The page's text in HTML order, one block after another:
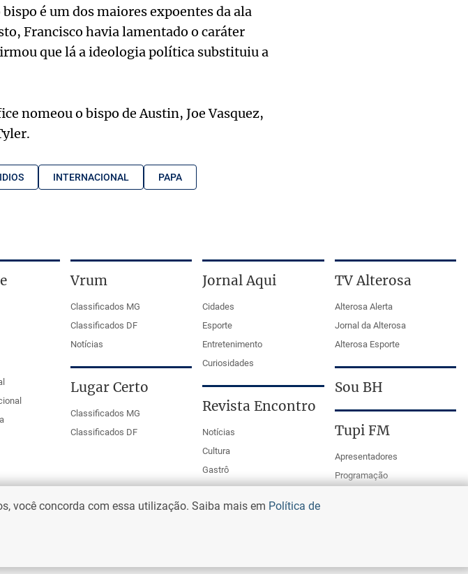
é um dos maiores expoentes da ala
Francisco havia lamentado o caráter
que lá a ideologia política substituiu a
nomeou o bispo de Austin, Joe Vasquez,
INTERNACIONAL PAPA
Vrum
Classificados MG
Classificados DF
Notícias
Lugar Certo
Classificados MG
Classificados DF
Jornal Aqui
Cidades
Esporte
Entretenimento
Curiosidades
Revista Encontro
Notícias
Cultura
Gastrô
TV Alterosa
Alterosa Alerta
Jornal da Alterosa
Alterosa Esporte
Sou BH
Tupi FM
Apresentadores
Programação
você concorda com essa utilização. Saiba mais em Política de